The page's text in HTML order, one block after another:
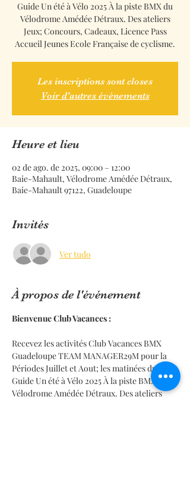
Guide Un été à Vélo 2025 À la piste BMX du
Vélodrome Amédée Détraux. Des ateliers
Jeux; Concours, Cadeaux, Licence Pass
Accueil Jeunes Ecole Française de cyclisme.
Les inscriptions sont closes
Voir d'autres événements
Heure et lieu
02 de ago. de 2025, 09:00 – 12:00
Baie-Mahault, Vélodrome Amédée Détraux,
Baie-Mahault 97122, Guadeloupe
Invités
Ver tudo
À propos de l'événement
Bienvenue Club Vacances :
Recevez les activités Club Vacances BMX
Guadeloupe TEAM MANAGER29M pour la
Périodes Juillet et Aout; les matinées du
Guide Un été à Vélo 2025 À la piste BMX du
Vélodrome Amédée Détraux. Des ateliers